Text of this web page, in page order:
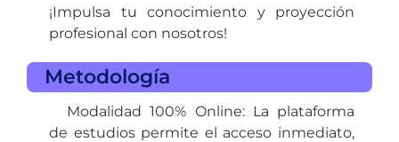
¡Impulsa tu conocimiento y proyección
profesional con nosotros!
Metodología
Modalidad 100% Online: La plataforma
de estudios permite el acceso inmediato,